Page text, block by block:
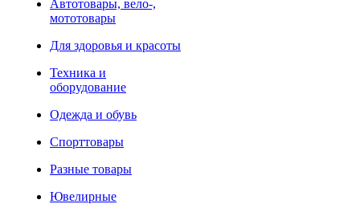
Автотовары, вело-,
мототовары
Для здоровья и красоты
Техника и
оборудование
Одежда и обувь
Спорттовары
Разные товары
Ювелирные